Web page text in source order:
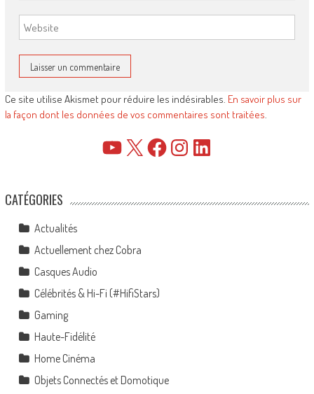
Ce site utilise Akismet pour réduire les indésirables. En savoir plus sur
la façon dont les données de vos commentaires sont traitées.
YouTube FacebookInstagramLinkedIn
CATÉGORIES
Actualités
Actuellement chez Cobra
Casques Audio
Célébrités & Hi-Fi (#HifiStars)
Gaming
Haute-Fidélité
Home Cinéma
Objets Connectés et Domotique